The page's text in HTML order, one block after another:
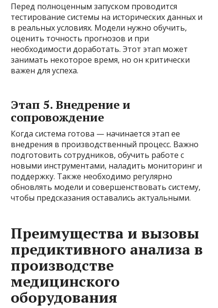
Перед полноценным запуском проводится
тестирование системы на исторических данных и
в реальных условиях. Модели нужно обучить,
оценить точность прогнозов и при
необходимости доработать. Этот этап может
занимать некоторое время, но он критически
важен для успеха.
Этап 5. Внедрение и
сопровождение
Когда система готова — начинается этап ее
внедрения в производственный процесс. Важно
подготовить сотрудников, обучить работе с
новыми инструментами, наладить мониторинг и
поддержку. Также необходимо регулярно
обновлять модели и совершенствовать систему,
чтобы предсказания оставались актуальными.
Преимущества и вызовы
предиктивного анализа в
производстве
медицинского
оборудования